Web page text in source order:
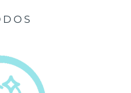
Entrega prevista
Entrega prevista